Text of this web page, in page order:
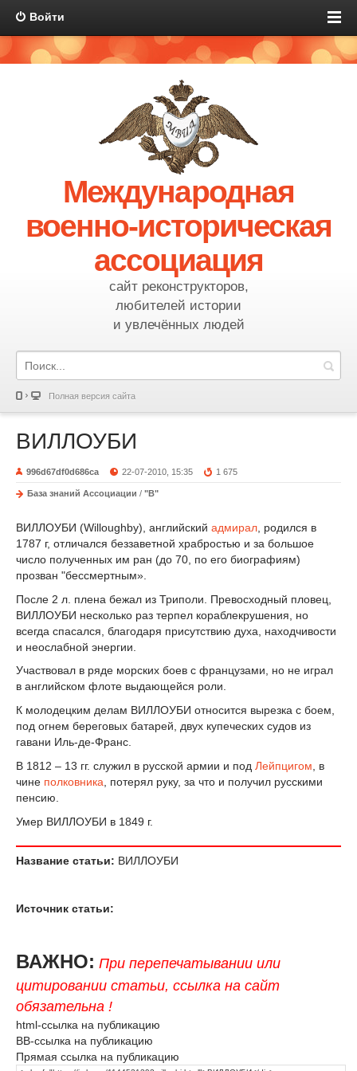
Войти
Международная
военно-историческая
ассоциация
сайт реконструкторов,
любителей истории
и увлечённых людей
Полная версия сайта
ВИЛЛОУБИ
996d67df0d686ca 22-07-2010, 15:35 1 675
База знаний Ассоциации / "В"
ВИЛЛОУБИ (Willoughby), английский адмирал , родился в
1787 г, отличался беззаветной храбростью и за большое
число полученных им ран (до 70, по его биографиям)
прозван "бессмертным».
После 2 л. плена бежал из Триполи. Превосходный пловец,
ВИЛЛОУБИ несколько раз терпел кораблекрушения, но
всегда спасался, благодаря присутствию духа, находчивости
и неослабной энергии.
Участвовал в ряде морских боев с французами, но не играл
в английском флоте выдающейся роли.
К молодецким делам ВИЛЛОУБИ относится вырезка с боем,
под огнем береговых батарей, двух купеческих судов из
гавани Иль-де-Франс.
В 1812 – 13 гг. служил в русской армии и под Лейпцигом , в
чине полковника , потерял руку, за что и получил русскими
пенсию.
Умер ВИЛЛОУБИ в 1849 г.
Название статьи: ВИЛЛОУБИ
Источник статьи:
ВАЖНО: При перепечатывании или
цитировании статьи, ссылка на сайт
обязательна !
html-ссылка на публикацию
BB-ссылка на публикацию
Прямая ссылка на публикацию